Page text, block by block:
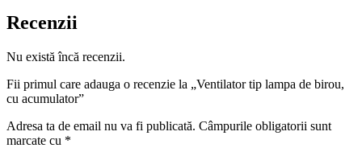
Recenzii
Nu există încă recenzii.
Fii primul care adauga o recenzie la „Ventilator tip lampa de birou,
cu acumulator”
Adresa ta de email nu va fi publicată. Câmpurile obligatorii sunt
marcate cu *